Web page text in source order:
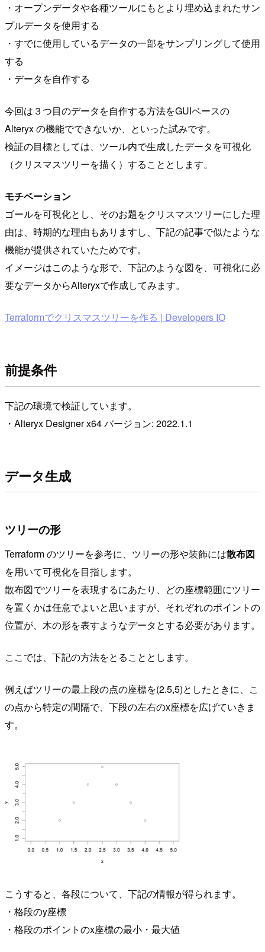
・オープンデータや各種ツールにもとより埋め込まれたサン
プルデータを使用する
・すでに使用しているデータの一部をサンプリングして使用
する
・データを自作する
今回は３つ目のデータを自作する方法をGUIベースの
Alteryx の機能でできないか、といった試みです。
検証の目標としては、ツール内で生成したデータを可視化
（クリスマスツリーを描く）することとします。
モチベーション
ゴールを可視化とし、そのお題をクリスマスツリーにした理
由は、時期的な理由もありますし、下記の記事で似たような
機能が提供されていたためです。
イメージはこのような形で、下記のような図を、可視化に必
要なデータからAlteryxで作成してみます。
Terraformでクリスマスツリーを作る | Developers IO
前提条件
下記の環境で検証しています。
・Alteryx Designer x64 バージョン: 2022.1.1
データ生成
ツリーの形
Terraform のツリーを参考に、ツリーの形や装飾には散布図
を用いて可視化を目指します。
散布図でツリーを表現するにあたり、どの座標範囲にツリー
を置くかは任意でよいと思いますが、それぞれのポイントの
位置が、木の形を表すようなデータとする必要があります。
ここでは、下記の方法をとることとします。
例えばツリーの最上段の点の座標を(2.5,5)としたときに、こ
の点から特定の間隔で、下段の左右のx座標を広げていきま
す。
こうすると、各段について、下記の情報が得られます。
・格段のy座標
・格段のポイントのx座標の最小・最大値